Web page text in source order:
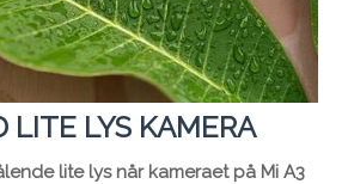
LITE LYS KAMERA
lite lys når kameraet på Mi A3